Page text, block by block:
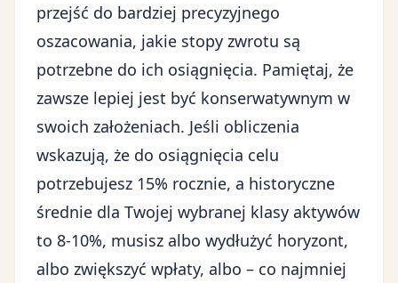
przejść do bardziej precyzyjnego
oszacowania, jakie stopy zwrotu są
potrzebne do ich osiągnięcia. Pamiętaj, że
zawsze lepiej jest być konserwatywnym w
swoich założeniach. Jeśli obliczenia
wskazują, że do osiągnięcia celu
potrzebujesz 15% rocznie, a historyczne
średnie dla Twojej wybranej klasy aktywów
to 8-10%, musisz albo wydłużyć horyzont,
albo zwiększyć wpłaty, albo – co najmniej